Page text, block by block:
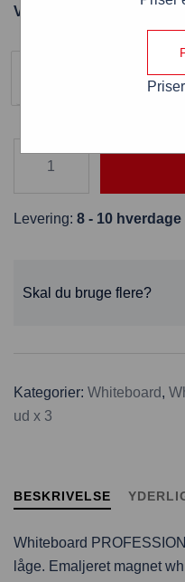
Varenummer: 720/D1
Levering: 8 - 10 hverdage
Skal du bruge flere?
Kategorier: Whiteboard,
ud x 3
BESKRIVELSE
Whiteboard
låge. Emaljeret magnet